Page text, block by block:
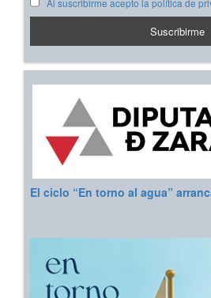
Al suscribirme acepto la política de
El ciclo “En torno al agua”